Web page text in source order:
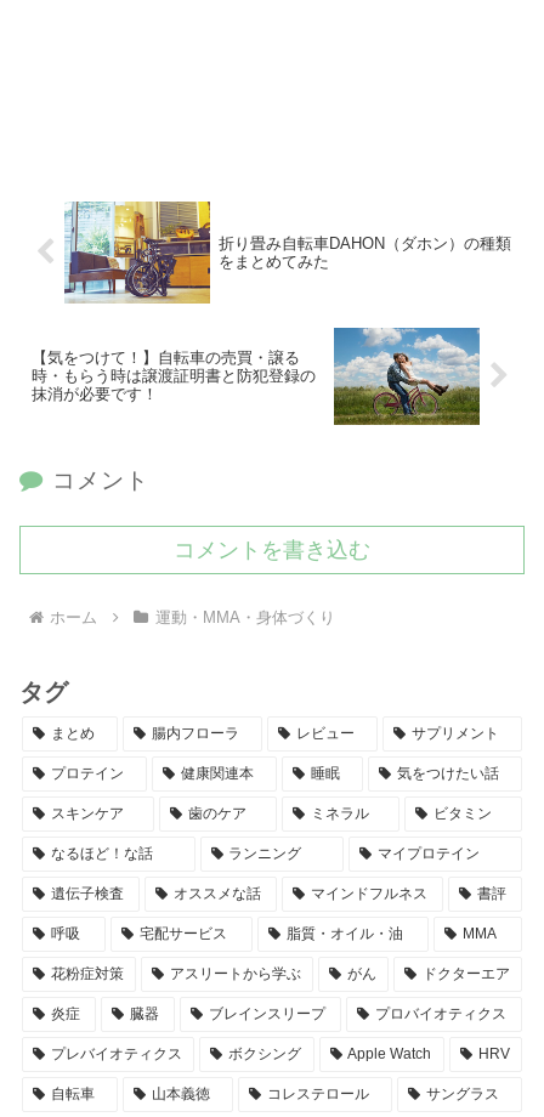
折り畳み自転車DAHON（ダホン）の種類
をまとめてみた
【気をつけて！】自転車の売買・譲る
時・もらう時は譲渡証明書と防犯登録の
抹消が必要です！
コメント
コメントを書き込む
ホーム 運動・MMA・身体づくり
タグ
まとめ 腸内フローラ レビュー サプリメント
プロテイン 健康関連本 睡眠 気をつけたい話
スキンケア 歯のケア ミネラル ビタミン
なるほど！な話 ランニング マイプロテイン
遺伝子検査 オススメな話 マインドフルネス 書評
呼吸 宅配サービス 脂質・オイル・油 MMA
花粉症対策 アスリートから学ぶ がん ドクターエア
炎症 臓器 ブレインスリープ プロバイオティクス
プレバイオティクス ボクシング Apple Watch HRV
自転車 山本義徳 コレステロール サングラス